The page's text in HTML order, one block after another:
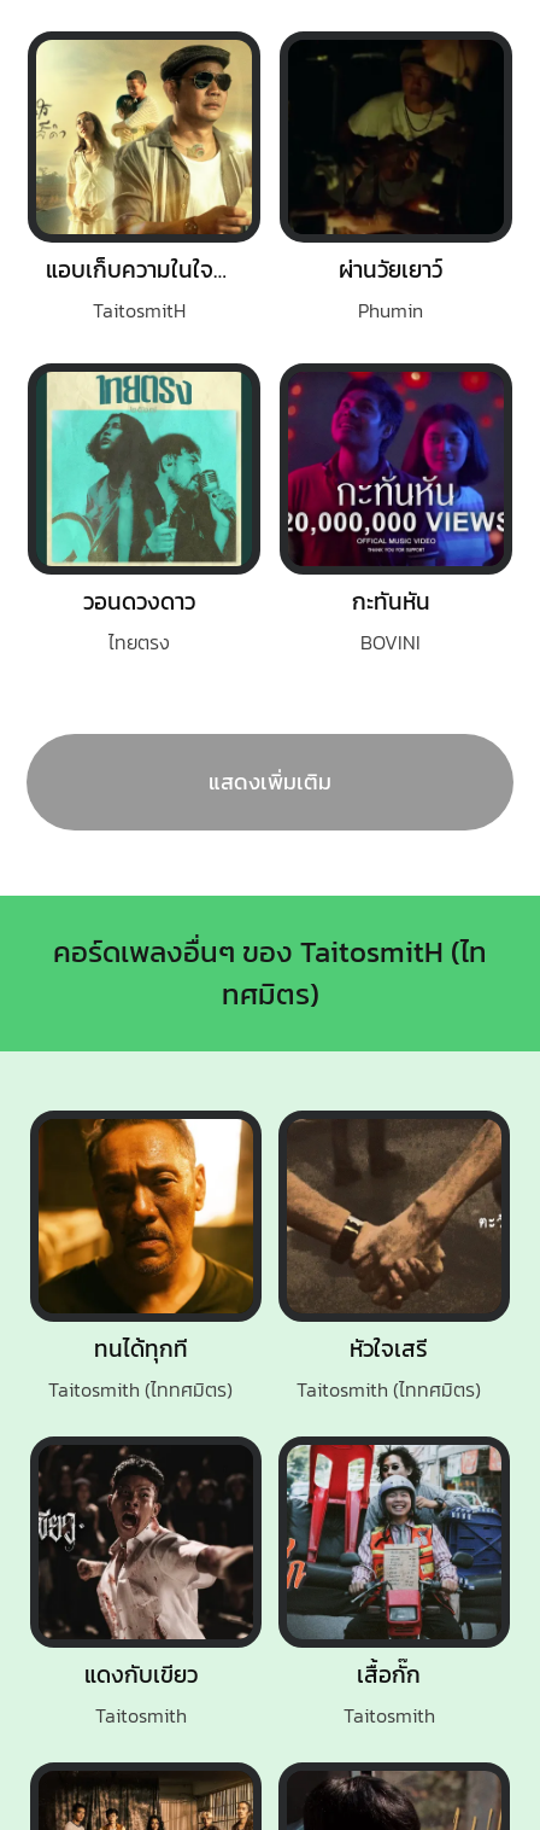
แอบเก็บความในใจไว้ภายในแว่นเรย์แบนสีดำ
TaitosmitH
ผ่านวัยเยาว์
Phumin
วอนดวงดาว
ไทยตรง
กะทันหัน
BOVINI
แสดงเพิ่มเติม
คอร์ดเพลงอื่นๆ ของ TaitosmitH (ไท
ทศมิตร)
หัวใจเสรี
Taitosmith (ไททศมิตร)
แดงกับเขียว
Taitosmith
ทนได้ทุกที
Taitosmith (ไททศมิตร)
เสื้อกั๊ก
Taitosmith